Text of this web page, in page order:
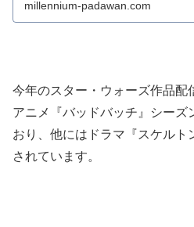
millennium-padawan.com
今年のスター・ウォーズ作品配
アニメ『バッドバッチ』シーズ
おり、他にはドラマ『スケルト
されています。